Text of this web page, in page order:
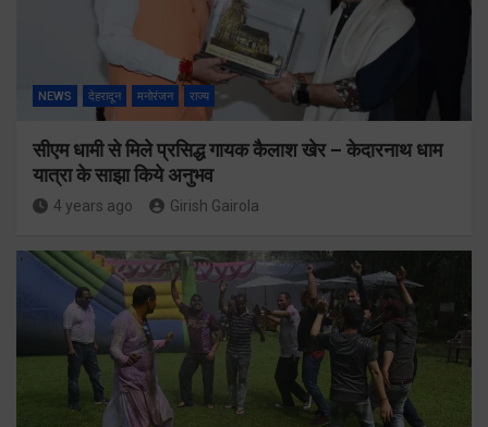
NEWS देहरादून मनोरंजन राज्य
सीएम धामी से मिले प्रसिद्ध गायक कैलाश खेर – केदारनाथ धाम
यात्रा के साझा किये अनुभव
4 years ago Girish Gairola